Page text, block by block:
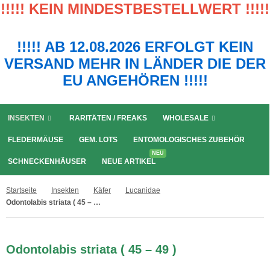
!!!!! KEIN MINDESTBESTELLWERT !!!!!
!!!!! AB 12.08.2026 ERFOLGT KEIN
VERSAND MEHR IN LÄNDER DIE DER
EU ANGEHÖREN !!!!!
INSEKTEN RARITÄTEN / FREAKS WHOLESALE
FLEDERMÄUSE GEM. LOTS ENTOMOLOGISCHES ZUBEHÖR
SCHNECKENHÄUSER NEUE ARTIKEL
NEU
Startseite Insekten Käfer
Lucanidae
Odontolabis striata ( 45 – 49 )
Odontolabis striata ( 45 – 49 )